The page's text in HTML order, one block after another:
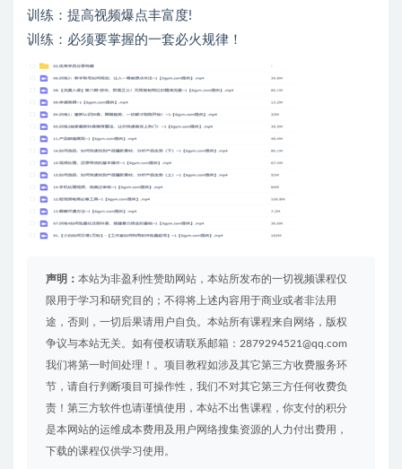
训练：提高视频爆点丰富度!
训练：必须要掌握的一套必火规律！
声明： 本站为非盈利性赞助网站，本站所发布的一切视频课程仅
限用于学习和研究目的；不得将上述内容用于商业或者非法用
途，否则，一切后果请用户自负。本站所有课程来自网络，版权
争议与本站无关。如有侵权请联系邮箱：2879294521@qq.com
我们将第一时间处理！。项目教程如涉及其它第三方收费服务环
节，请自行判断项目可操作性，我们不对其它第三方任何收费负
责！第三方软件也请谨慎使用，本站不出售课程，你支付的积分
是本网站的运维成本费用及用户网络搜集资源的人力付出费用，
下载的课程仅供学习使用。